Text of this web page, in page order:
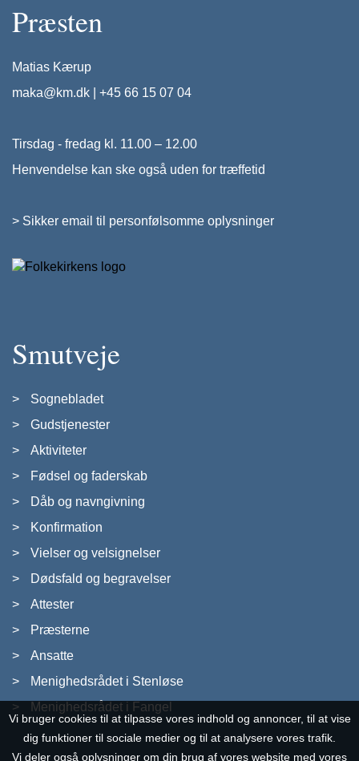
Præsten
Matias Kærup
maka@km.dk
+45 66 15 07 04
Tirsdag - fredag kl. 11.00 – 12.00
Henvendelse kan ske også uden for træffetid
> Sikker email til personfølsomme oplysninger
Smutveje
Sognebladet
Gudstjenester
Aktiviteter
Fødsel og faderskab
Dåb og navngivning
Konfirmation
Vielser og velsignelser
Dødsfald og begravelser
Attester
Præsterne
Ansatte
Menighedsrådet i Stenløse
Menighedsrådet i Fangel
Vi bruger cookies til at tilpasse vores indhold og annoncer, til at vise
dig funktioner til sociale medier og til at analysere vores trafik.
Vi deler også oplysninger om din brug af vores website med vores